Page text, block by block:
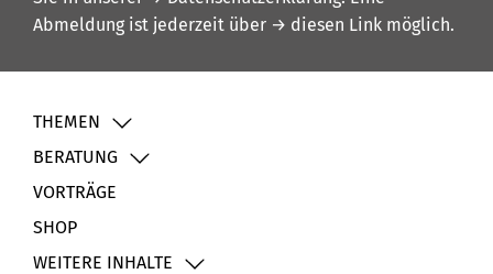
Abmeldung ist jederzeit über → diesen Link möglich.
THEMEN
BERATUNG
VORTRÄGE
SHOP
WEITERE INHALTE